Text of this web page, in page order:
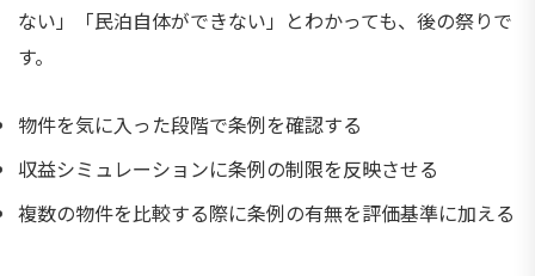
ない」「民泊自体ができない」とわかっても、後の祭りで
す。
物件を気に入った段階で条例を確認する
収益シミュレーションに条例の制限を反映させる
複数の物件を比較する際に条例の有無を評価基準に加える